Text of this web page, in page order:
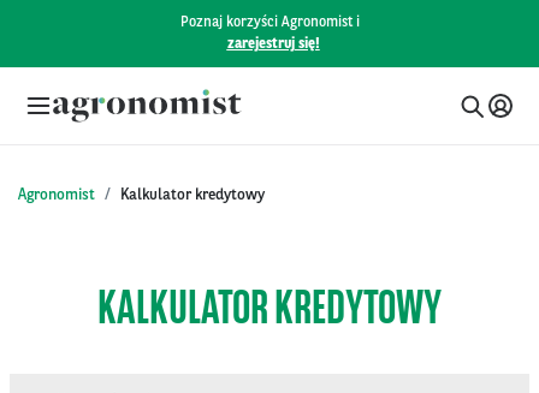
Poznaj korzyści Agronomist i
zarejestruj się!
Agronomist Kalkulator kredytowy
KALKULATOR KREDYTOWY